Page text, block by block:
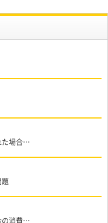
た場合…
題
の消費…